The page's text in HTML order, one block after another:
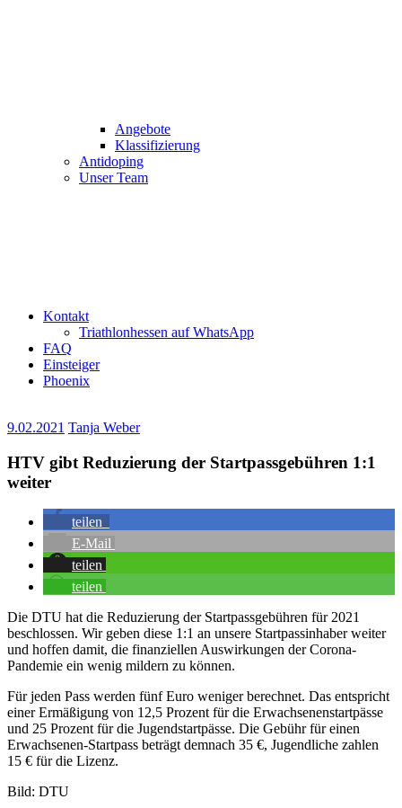
Angebote
Klassifizierung
Antidoping
Unser Team
Kontakt
Triathlonhessen auf WhatsApp
FAQ
Einsteiger
Phoenix
9.02.2021 Tanja Weber
HTV gibt Reduzierung der Startpassgebühren 1:1
weiter
teilen
E-Mail
teilen
teilen
Die DTU hat die Reduzierung der Startpassgebühren für 2021
beschlossen. Wir geben diese 1:1 an unsere Startpassinhaber weiter
und hoffen damit, die finanziellen Auswirkungen der Corona-
Pandemie ein wenig mildern zu können.
Für jeden Pass werden fünf Euro weniger berechnet. Das entspricht
einer Ermäßigung von 12,5 Prozent für die Erwachsenenstartpässe
und 25 Prozent für die Jugendstartpässe. Die Gebühr für einen
Erwachsenen-Startpass beträgt demnach 35 €, Jugendliche zahlen
15 € für die Lizenz.
Bild: DTU